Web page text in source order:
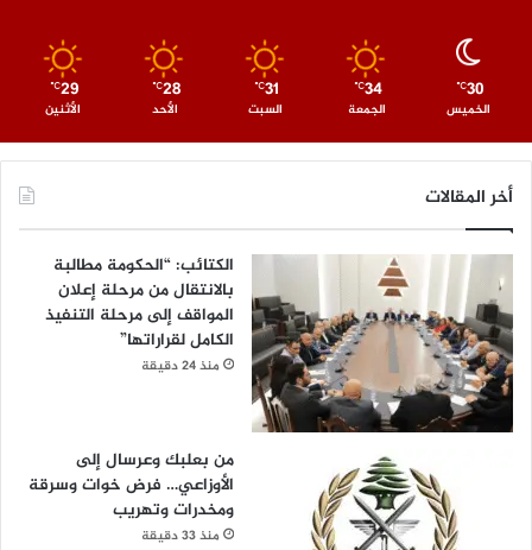
30
℃
الخميس
34
℃
الجمعة
31
℃
السبت
28
℃
الأحد
29
℃
الأثنين
أخر المقالات
الكتائب: “الحكومة مطالبة
بالانتقال من مرحلة إعلان
المواقف إلى مرحلة التنفيذ
الكامل لقراراتها”
منذ 24 دقيقة
من بعلبك وعرسال إلى
الأوزاعي… فرض خوات وسرقة
ومخدرات وتهريب
منذ 33 دقيقة